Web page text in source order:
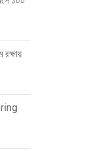
রক্ষায়